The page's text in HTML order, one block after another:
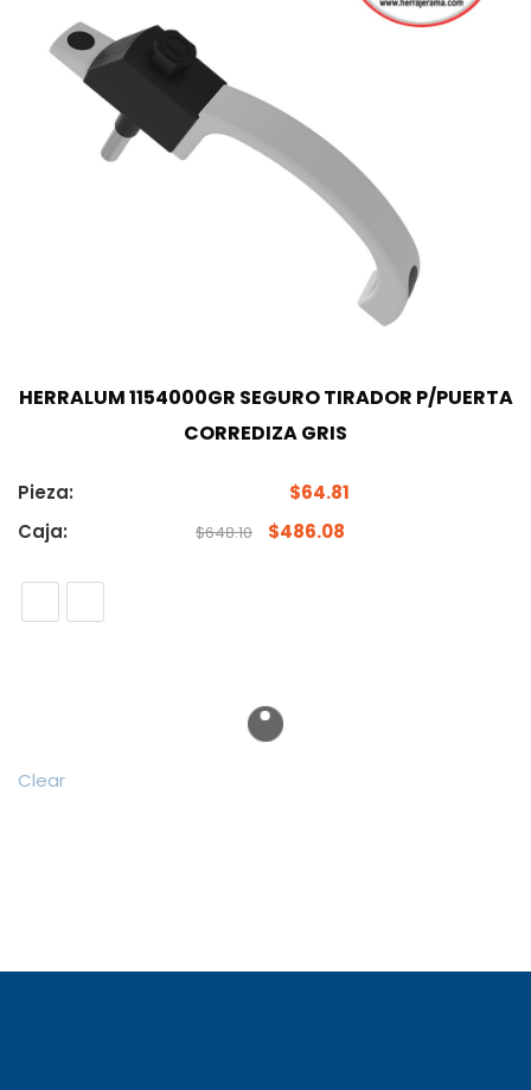
HERRALUM 1154000GR SEGURO TIRADOR P/PUERTA
CORREDIZA GRIS
Pieza: $64.81
Caja:
$648.10 $486.08
Clear